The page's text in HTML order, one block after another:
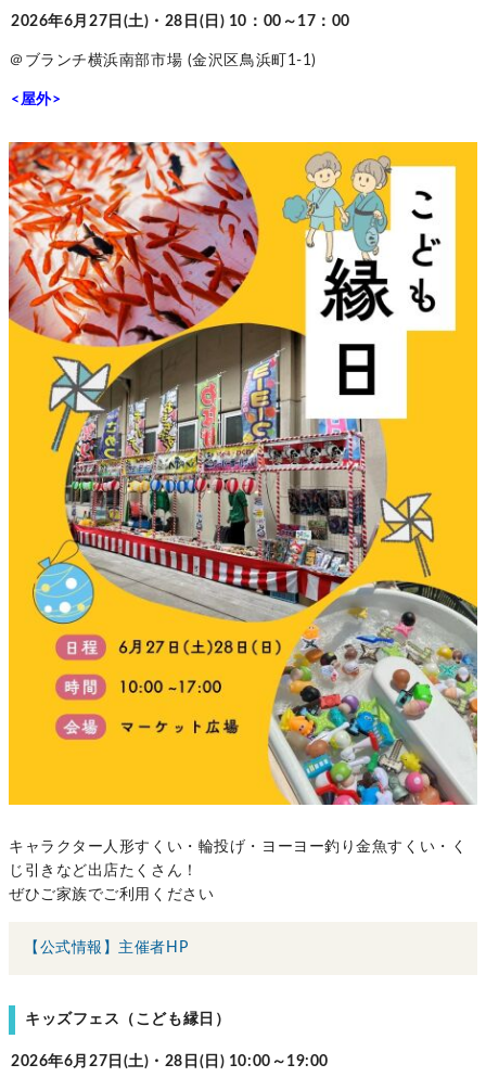
2026年6月27日(土)・28日(日) 10：00～17：00
＠ブランチ横浜南部市場 (金沢区鳥浜町1-1)
<屋外>
キャラクター人形すくい・輪投げ・ヨーヨー釣り金魚すくい・く
じ引きなど出店たくさん！
ぜひご家族でご利用ください
【公式情報】主催者HP
キッズフェス（こども縁日）
2026年6月27日(土)・28日(日) 10:00～19:00